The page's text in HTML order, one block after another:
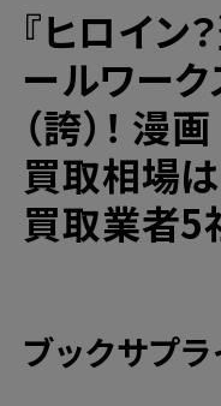
『ヒロイン
ールワーク
（誇）！ 漫画
買取相場
買取業者5
ブックサプラ